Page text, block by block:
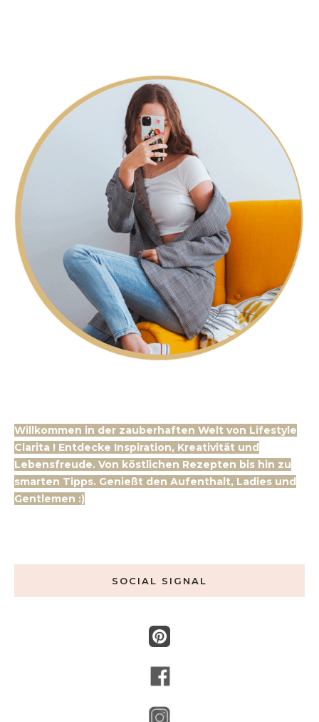
Willkommen in der zauberhaften Welt von Lifestyle
Clarita ! Entdecke Inspiration, Kreativität und
Lebensfreude. Von köstlichen Rezepten bis hin zu
smarten Tipps. Genießt den Aufenthalt, Ladies und
Gentlemen :)
SOCIAL SIGNAL